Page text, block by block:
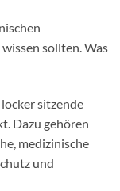
sollten. Was
sitzende
Dazu gehören
medizinische
und